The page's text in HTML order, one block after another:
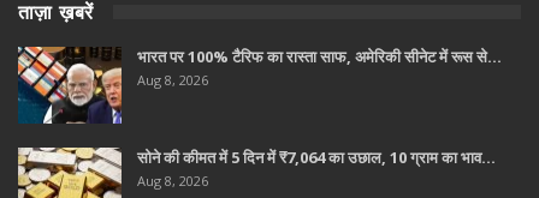
ताज़ा ख़बरें
भारत पर 100% टैरिफ का रास्ता साफ, अमेरिकी सीनेट में रूस से…
Aug 8, 2026
सोने की कीमत में 5 दिन में ₹7,064 का उछाल, 10 ग्राम का भाव…
Aug 8, 2026